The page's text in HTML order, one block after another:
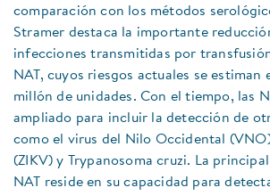
comparación con los métodos
Stramer destaca la importante
infecciones transmitidas por
NAT, cuyos riesgos actuales se estiman
millón de unidades. Con el tiempo, las
ampliado para incluir la detección de
como el virus del Nilo Occidental
(ZIKV) y Trypanosoma cruzi. La
NAT reside en su capacidad para